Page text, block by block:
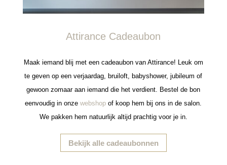
Attirance Cadeaubon
Maak iemand blij met een cadeaubon van Attirance! Leuk om
te geven op een verjaardag, bruiloft, babyshower, jubileum of
gewoon zomaar aan iemand die het verdient. Bestel de bon
eenvoudig in onzewebshop of koop hem bij ons in de salon.
We pakken hem natuurlijk altijd prachtig voor je in.
Bekijk alle cadeaubonnen